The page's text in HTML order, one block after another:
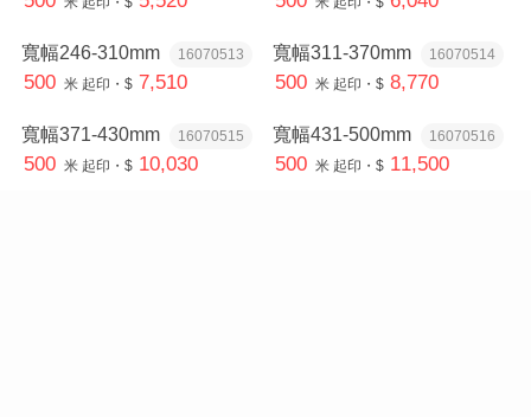
寬幅246-310mm 16070513
500 米 起印・$ 7,510
寬幅311-370mm 16070514
500 米 起印・$ 8,770
寬幅371-430mm 16070515
500 米 起印・$ 10,030
寬幅431-500mm 16070516
500 米 起印・$ 11,500